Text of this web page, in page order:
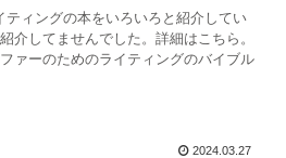
ィングの本をいろいろと紹介してい
介してませんでした。詳細はこちら。
ァーのためのライティングのバイブル
2024.03.27